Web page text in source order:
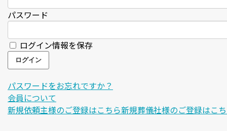
パスワード
ログイン情報を保存
パスワードをお忘れですか？
会員について
新規依頼主様のご登録はこちら新規葬儀社様のご登録はこ